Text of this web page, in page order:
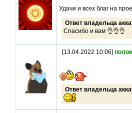
Удачи и всех благ на
Ответ владельца
Спасибо и вам 👌👌👌
[13.04.2022 10:06]
Ответ владельца